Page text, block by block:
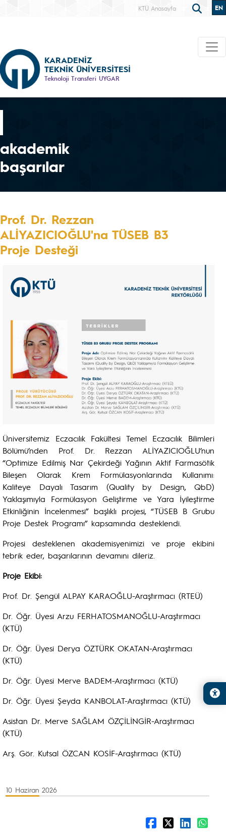
KTÜ Anasayfa EN
KARADENİZ
TEKNİK ÜNİVERSİTESİ
Teknoloji Transferi UYGAR
akademik
başarılar
Prof. Dr. Rezzan
ALİYAZICIOĞLU'na TÜSEB B3
Proje Desteği
Üniversitemiz Eczacılık Fakültesi Temel Eczacılık Bilimleri
Bölümü’nden Prof. Dr. Rezzan ALİYAZICIOĞLU’nun
“Optimize Edilmiş Nar Çekirdeği Yağının Aktif Farmasötik
Bileşen Olarak Krem Formülasyonlarında Kullanımı:
Kaliteye Dayalı Tasarım (Quality by Design, QbD)
Yaklaşımıyla Formülasyon Geliştirme ve Yara İyileştirme
Etkinliğinin İncelenmesi” başlıklı projesi, “TÜSEB B Grubu
Proje Destek Programı” kapsamında desteklendi.
Projesi desteklenen akademisyenimizi ve proje ekibini
tebrik eder, başarılarının devamını dileriz.
Proje Ekibi:
Prof. Dr. Şengül ALPAY KARAOĞLU-Araştırmacı (RTEÜ)
Dr. Öğr. Üyesi Arzu FERHATOSMANOĞLU-Araştırmacı
(KTÜ)
Dr. Öğr. Üyesi Derya ÖZTÜRK OKATAN-Araştırmacı
(KTÜ)
Dr. Öğr. Üyesi Merve BADEM-Araştırmacı (KTÜ)
Dr. Öğr. Üyesi Şeyda KANBOLAT-Araştırmacı (KTÜ)
Asistan Dr. Merve SAĞLAM ÖZÇİLİNGİR-Araştırmacı
(KTÜ)
Arş. Gör. Kutsal ÖZCAN KOSİF-Araştırmacı (KTÜ)
10 Haziran 2026